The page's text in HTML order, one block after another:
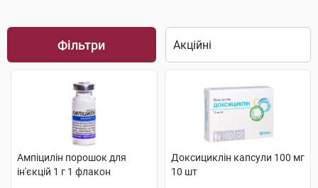
Фільтри
Ампіцилін порошок для
ін'єкцій 1 г 1 флакон
Доксициклін капсули 100 мг
10 шт